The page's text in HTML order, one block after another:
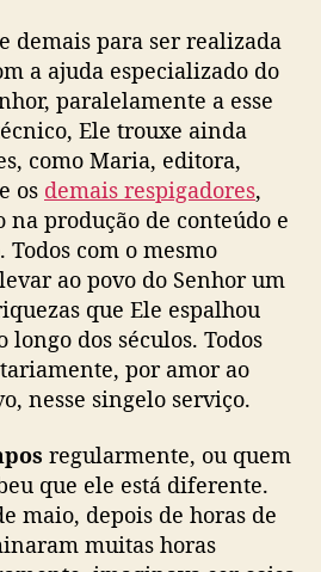
demais para ser realizada
a ajuda especializado do
paralelamente a esse
Ele trouxe ainda
como Maria, editora,
os demais respigadores,
na produção de conteúdo e
com o mesmo
ao povo do Senhor um
que Ele espalhou
longo dos séculos. Todos
por amor ao
nesse singelo serviço.
regularmente, ou quem
que ele está diferente.
maio, depois de horas de
muitas horas